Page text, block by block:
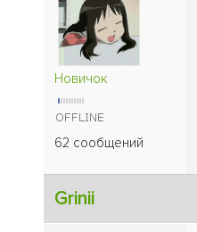
Новичок
62 сообщений
Grinii